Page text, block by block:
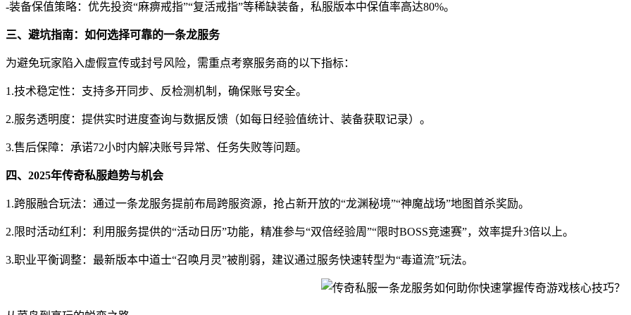
-装备保值策略：优先投资“麻痹戒指”“复活戒指”等稀缺装备，私服版本中保值率高达80%。
三、避坑指南：如何选择可靠的一条龙服务
为避免玩家陷入虚假宣传或封号风险，需重点考察服务商的以下指标：
1.技术稳定性：支持多开同步、反检测机制，确保账号安全。
2.服务透明度：提供实时进度查询与数据反馈（如每日经验值统计、装备获取记录）。
3.售后保障：承诺72小时内解决账号异常、任务失败等问题。
四、2025年传奇私服趋势与机会
1.跨服融合玩法：通过一条龙服务提前布局跨服资源，抢占新开放的“龙渊秘境”“神魔战场”地图首杀奖励。
2.限时活动红利：利用服务提供的“活动日历”功能，精准参与“双倍经验周”“限时BOSS竞速赛”，效率提升3倍以上。
3.职业平衡调整：最新版本中道士“召唤月灵”被削弱，建议通过服务快速转型为“毒道流”玩法。